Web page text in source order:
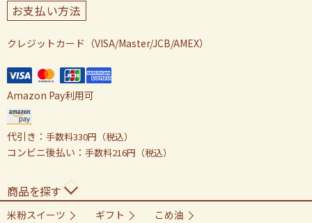
お支払い方法
クレジットカード（VISA/Master/JCB/AMEX）
Amazon Pay利用可
代引き： 手数料330円（税込）
コンビニ後払い： 手数料216円（税込）
商品を探す
米粉スイーツ ギフト
こめ油